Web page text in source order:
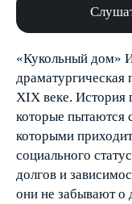
«Кукольный дом»
драматургическая
XIX веке. История
которые пытаются
которыми
социального
долгов и
они не забывают о